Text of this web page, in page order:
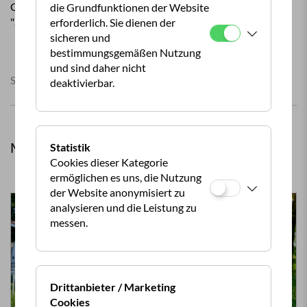
Gratis - 1 Monat Premiumgaragen-Parkplatz als
"Startermonat"
Stand der Informationen: 20.05.2021
Mehr aus Clubleistungen
die Grundfunktionen der Website
erforderlich. Sie dienen der
sicheren und
bestimmungsgemäßen Nutzung
und sind daher nicht
deaktivierbar.
Statistik
Cookies dieser Kategorie
ermöglichen es uns, die Nutzung
der Website anonymisiert zu
analysieren und die Leistung zu
messen.
Drittanbieter / Marketing
Cookies